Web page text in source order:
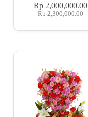
Rp2,300,000.00
Rp2,000,000.00